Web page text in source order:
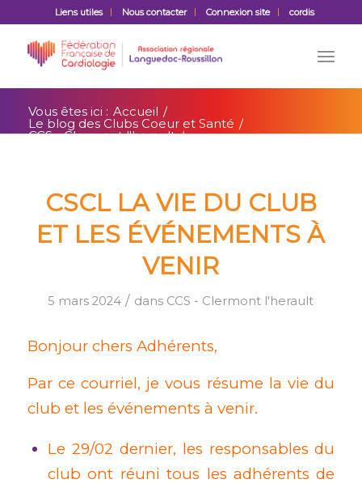
Liens utiles Nous contacter Connexion site cordis
Vous êtes ici : Accueil /
Le blog des Clubs Coeur et Santé /
CCS - Clermont l'herault /
CSCL LA VIE DU CLUB
ET LES ÉVÉNEMENTS À
VENIR
5 mars 2024 / dans CCS - Clermont l'herault
Bonjour chers Adhérents,
Par ce courriel, je vous résume la vie du
club et les événements à venir.
Le 29/02 dernier, les responsables du
club ont réuni tous les adhérents de